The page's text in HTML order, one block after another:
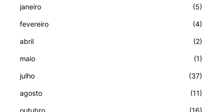
janeiro (5)
fevereiro (4)
abril (2)
maio (1)
julho (37)
agosto (11)
outubro (16)